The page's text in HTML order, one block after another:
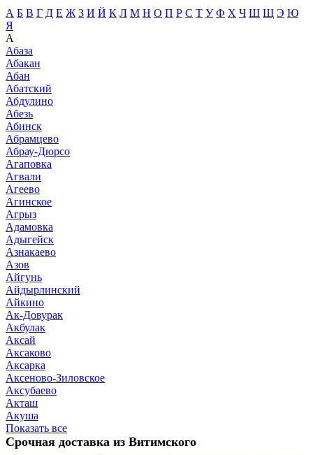
А Б В Г Д Е Ж З И Й К Л М Н О П Р С Т У Ф Х Ч Ш Щ Э Ю
Я
А
Абаза
Абакан
Абан
Абатский
Абдулино
Абезь
Абинск
Абрамцево
Абрау-Дюрсо
Агаповка
Агвали
Агеево
Агинское
Агрыз
Адамовка
Адыгейск
Азнакаево
Азов
Айгунь
Айдырлинский
Айкино
Ак-Довурак
Акбулак
Аксай
Аксаково
Аксарка
Аксеново-Зиловское
Аксубаево
Акташ
Акуша
Показать все
Срочная доставка из Витимского